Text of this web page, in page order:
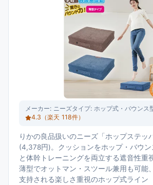
メーカー: ニーズタイプ: ホップ式・バウンス
4.3 （楽天 118件）
りかの良品扱いのニーズ「ホップステッ
(4,378円)。クッションをホップ・バウ
と体幹トレーニングを両立する遮音性重
薄型でオットマン・スツール兼用も可能
支持される楽しさ重視のホップ式ライン